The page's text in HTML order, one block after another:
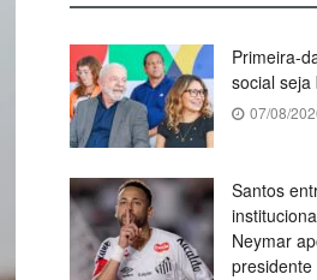
Primeira-
social
07/08/
Santos
Neymar